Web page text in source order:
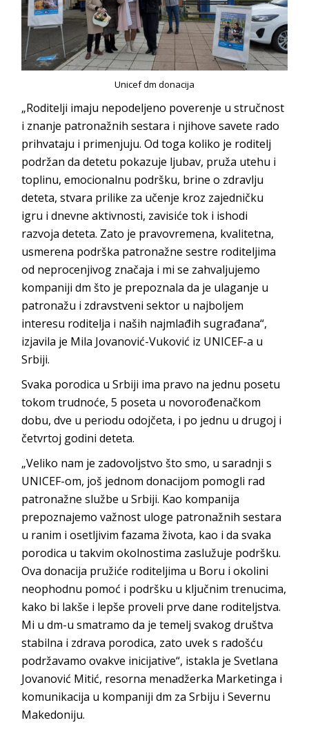
Unicef dm donacija
„Roditelji imaju nepodeljeno poverenje u stručnost
i znanje patronažnih sestara i njihove savete rado
prihvataju i primenjuju. Od toga koliko je roditelj
podržan da detetu pokazuje ljubav, pruža utehu i
toplinu, emocionalnu podršku, brine o zdravlju
deteta, stvara prilike za učenje kroz zajedničku
igru i dnevne aktivnosti, zavisiće tok i ishodi
razvoja deteta. Zato je pravovremena, kvalitetna,
usmerena podrška patronažne sestre roditeljima
od neprocenjivog značaja i mi se zahvaljujemo
kompaniji dm što je prepoznala da je ulaganje u
patronažu i zdravstveni sektor u najboljem
interesu roditelja i naših najmlađih sugrađana“,
izjavila je Mila Jovanović-Vuković iz UNICEF-a u
Srbiji.
Svaka porodica u Srbiji ima pravo na jednu posetu
tokom trudnoće, 5 poseta u novorođenačkom
dobu, dve u periodu odojčeta, i po jednu u drugoj i
četvrtoj godini deteta.
„Veliko nam je zadovoljstvo što smo, u saradnji s
UNICEF-om, još jednom donacijom pomogli rad
patronažne službe u Srbiji. Kao kompanija
prepoznajemo važnost uloge patronažnih sestara
u ranim i osetljivim fazama života, kao i da svaka
porodica u takvim okolnostima zaslužuje podršku.
Ova donacija pružiće roditeljima u Boru i okolini
neophodnu pomoć i podršku u ključnim trenucima,
kako bi lakše i lepše proveli prve dane roditeljstva.
Mi u dm-u smatramo da je temelj svakog društva
stabilna i zdrava porodica, zato uvek s radošću
podržavamo ovakve inicijative“, istakla je Svetlana
Jovanović Mitić, resorna menadžerka Marketinga i
komunikacija u kompaniji dm za Srbiju i Severnu
Makedoniju.